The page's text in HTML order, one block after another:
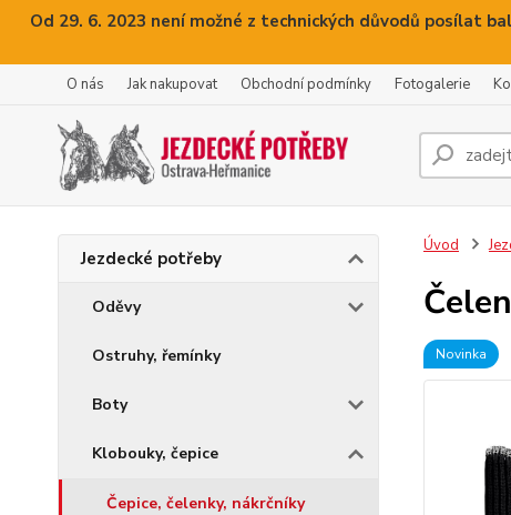
Od 29. 6. 2023 není možné z technických důvodů posílat
O nás Jak nakupovat Obchodní podmínky Fotogalerie
Jezdecké potřeby
Oděvy
Ostruhy, řemínky
Boty
Klobouky, čepice
Čepice, čelenky, nákrčníky
Úvod
Novinka